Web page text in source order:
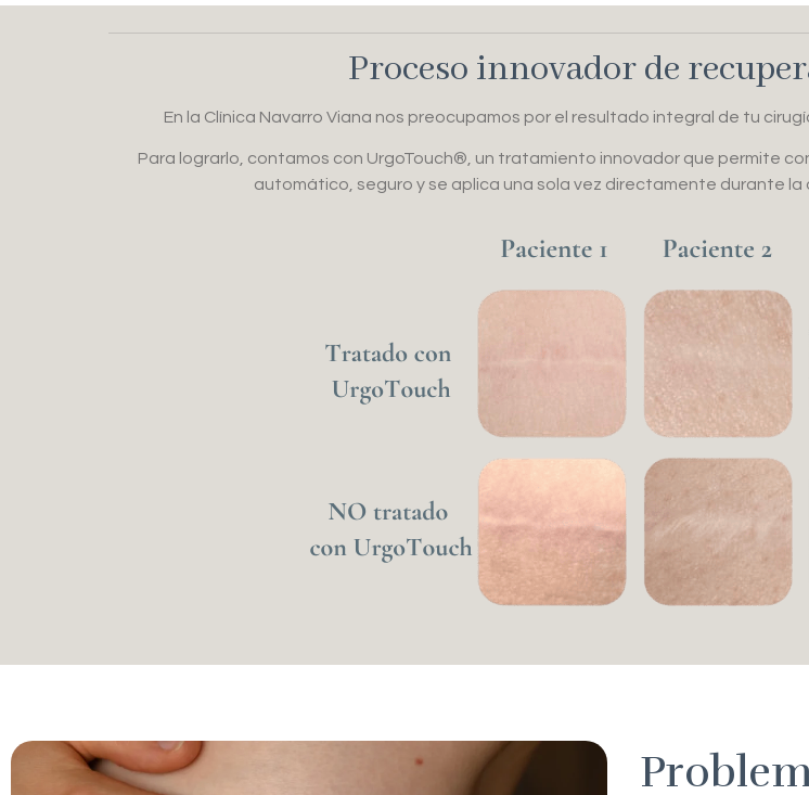
Proceso innovador de
En la Clínica Navarro Viana nos preocupamos por el resultado integral de tu
Para lograrlo, contamos con UrgoTouch®, un tratamiento innovador que permite
automático, seguro y se aplica una sola vez directamente durante